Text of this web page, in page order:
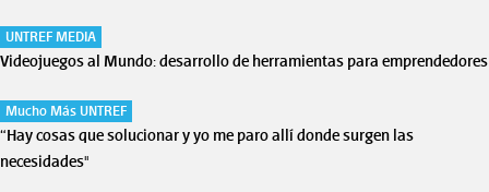
UNTREF MEDIA
Videojuegos al Mundo: desarrollo de herramientas para emprendedores
Mucho Más UNTREF
“Hay cosas que solucionar y yo me paro allí donde surgen las
necesidades"